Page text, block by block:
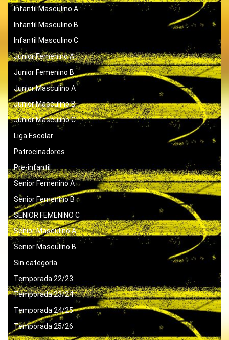
Infantil Masculino A
Infantil Masculino B
Infantil Masculino C
Junior Femenino A
Junior Femenino B
Junior Masculino A
Junior Masculino B
Junior Masculino C
Liga Escolar
Patrocinadores
Pre-infantil
Senior Femenino A
Senior Femenino B
SENIOR FEMENINO C
Senior Masculino A
Senior Masculino B
Sin categoría
Temporada 22/23
Temporada 23/24
Temporada 24/25
Temporada 25/26